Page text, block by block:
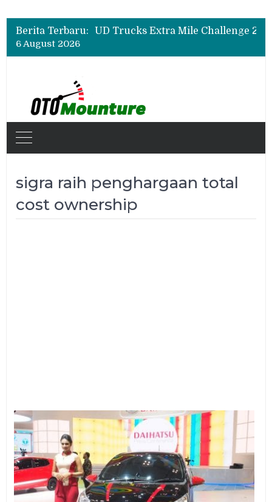
Berita Terbaru:
6 August 2026
sigra raih penghargaan total
cost ownership